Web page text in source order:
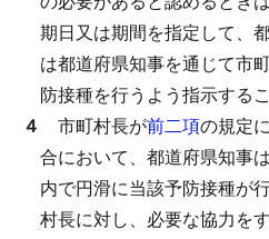
期日又は期間を指定して、
は都道府県知事を通じて市
防接種を行うよう指示する
４ 市町村長が前二項の規定
合において、都道府県知事
内で円滑に当該予防接種が
村長に対し、必要な協力を